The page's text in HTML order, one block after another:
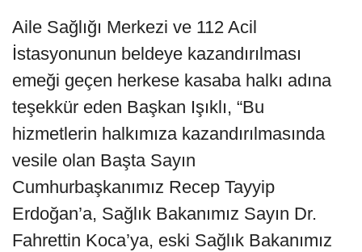
Aile Sağlığı Merkezi ve 112 Acil
İstasyonunun beldeye kazandırılması
emeği geçen herkese kasaba halkı adına
teşekkür eden Başkan Işıklı, “Bu
hizmetlerin halkımıza kazandırılmasında
vesile olan Başta Sayın
Cumhurbaşkanımız Recep Tayyip
Erdoğan’a, Sağlık Bakanımız Sayın Dr.
Fahrettin Koca’ya, eski Sağlık Bakanımız